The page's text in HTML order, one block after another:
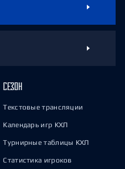
СЕЗОН
Текстовые трансляции
Календарь игр КХЛ
Турнирные таблицы КХЛ
Статистика игроков